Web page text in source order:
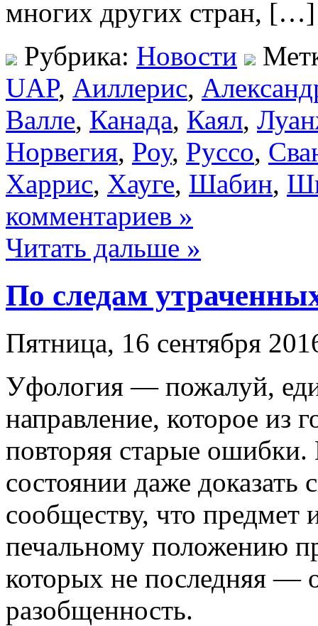
многих других стран, […]
Рубрика: Новости
UAP, Аиллерис,
Валле, Канада, Каял,
Норвегия, Роу, Руссо,
Харрис, Хауге, Шабин,
комментариев »
Читать дальше »
По следам
Пятница, 16 сентября
Уфология — пожалуй,
направление, которое из
повторяя старые
состоянии даже доказать
сообществу, что предмет
печальному положению
которых не последняя —
разобщенность.